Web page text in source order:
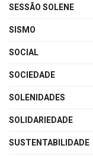
SESSÃO SOLENE
SISMO
SOCIAL
SOCIEDADE
SOLENIDADES
SOLIDARIEDADE
SUSTENTABILIDADE